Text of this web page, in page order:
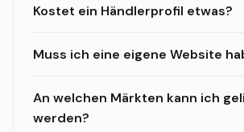
Kostet ein Händlerprofil etwas?
Muss ich eine eigene Website
An welchen Märkten kann ich
werden?